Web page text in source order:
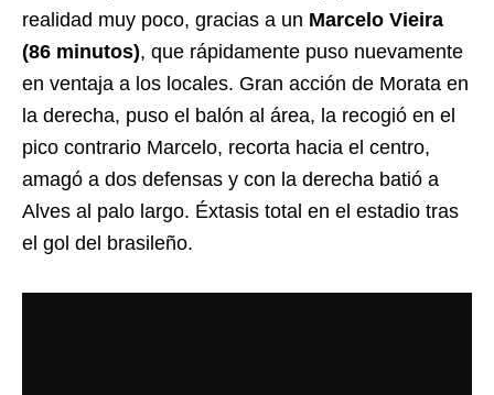
realidad muy poco, gracias a un Marcelo Vieira
(86 minutos), que rápidamente puso nuevamente
en ventaja a los locales. Gran acción de Morata en
la derecha, puso el balón al área, la recogió en el
pico contrario Marcelo, recorta hacia el centro,
amagó a dos defensas y con la derecha batió a
Alves al palo largo. Éxtasis total en el estadio tras
el gol del brasileño.